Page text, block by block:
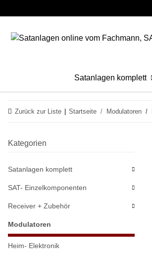
Satanlagen komplett
Zurück zur Liste Startseite Modulatoren
Kategorien
Satanlagen komplett
SAT- Einzelkomponenten
Receiver + Zubehör
Modulatoren
Heim- Elektronik